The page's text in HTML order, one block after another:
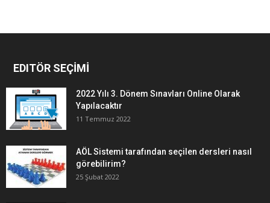
EDITÖR SEÇİMİ
2022 Yılı 3. Dönem Sınavları Online Olarak
Yapılacaktır
11 Temmuz 2022
AÖL Sistemi tarafından seçilen dersleri nasıl
görebilirim?
25 Şubat 2022